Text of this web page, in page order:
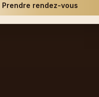
Prendre rendez-vous